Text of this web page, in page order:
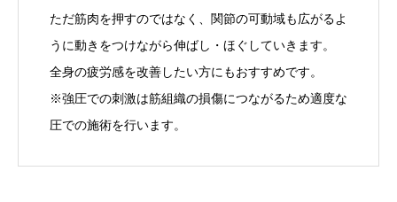
ただ筋肉を押すのではなく、関節の可動域も広がるよ
うに動きをつけながら伸ばし・ほぐしていきます。
全身の疲労感を改善したい方にもおすすめです。
※強圧での刺激は筋組織の損傷につながるため適度な
圧での施術を行います。